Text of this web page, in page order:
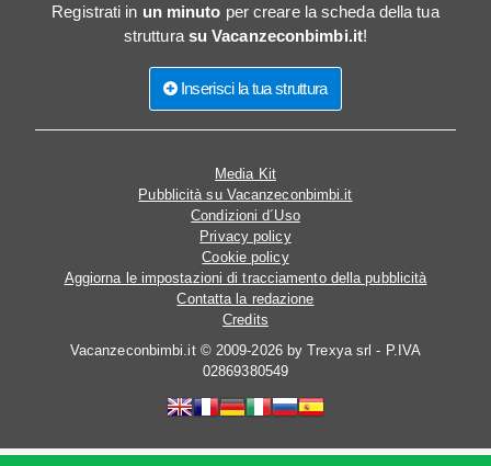
Registrati in un minuto per creare la scheda della tua
struttura su Vacanzeconbimbi.it!
Inserisci la tua struttura
Media Kit
Pubblicità su Vacanzeconbimbi.it
Condizioni d´Uso
Privacy policy
Cookie policy
Aggiorna le impostazioni di tracciamento della pubblicità
Contatta la redazione
Credits
Vacanzeconbimbi.it © 2009-2026 by Trexya srl - P.IVA
02869380549